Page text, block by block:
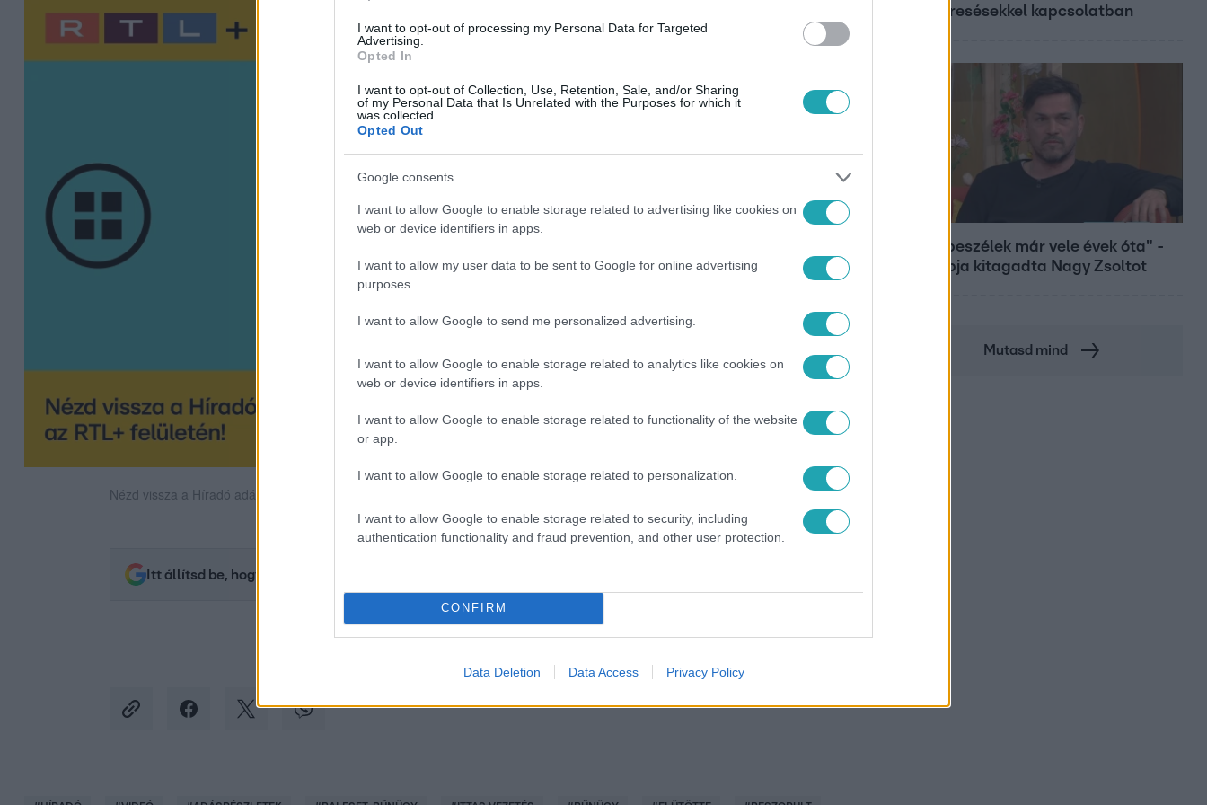
I want to opt-out of processing my Personal Data for Targeted
Advertising.
Opted In
I want to opt-out of Collection, Use, Retention, Sale, and/or Sharing
of my Personal Data that Is Unrelated with the Purposes for which it
was collected.
Opted Out
Google consents
I want to allow Google to enable storage related to advertising like cookies on
web or device identifiers in apps.
I want to allow my user data to be sent to Google for online advertising
purposes.
I want to allow Google to send me personalized advertising.
I want to allow Google to enable storage related to analytics like cookies on
web or device identifiers in apps.
I want to allow Google to enable storage related to functionality of the website
or app.
I want to allow Google to enable storage related to personalization.
I want to allow Google to enable storage related to security, including
authentication functionality and fraud prevention, and other user protection.
CONFIRM
Data Deletion Data Access Privacy Policy
Nézd vissza a Híradó adásait az RTL+ felületén!
Itt állítsd be, hogy az RTL.hu az elsők között legyen a Google-találatokban!
megkeresésekkel kapcsolatban
"Nem beszélek már vele évek óta" -
Édesapja kitagadta Nagy Zsoltot
Mutasd mind